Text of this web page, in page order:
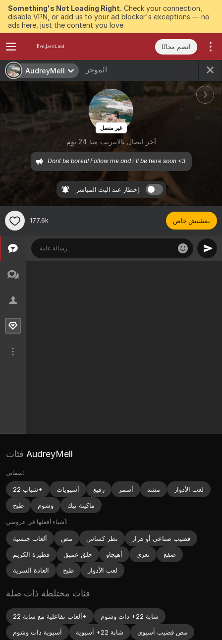
Something's Not Loading Right. Check your connection,
disable VPN, or add us to your ad blocker's exceptions — no
ads here, just the content you love.
انضم مجانًا
AudreyMell الموجز
غير متصل
آخر اتصال بالإنترنت منذ 24 يوم
Dont be bored! Follow me and i'll be here soon <3
إخطار عند البث المباشر:
177.6k بقشيش خاص
AudreyMell
سماتي:
شباب 22+ أسيويات رفيع أسمر مشد
لعب الأدوار
طبخ
وشوم ماكينة نيك
أشياء أفعلها في عروضي:
ألعاب جنسية مص نطر كساس
قضيب صناعي أو هزاز
فطيرة الكريم
حلق عميق أهيجاو تعري
صفع
العادة السرية
طبخ لعب الأدوار
فئات مختلطة ذات صلة
ألعاب تفاعلية مع شابة 22+
شابة 22+ ذات وشوم
آسيوية ذات وشوم
شابة 22+ آسيوية
مص قضيب آسيوي